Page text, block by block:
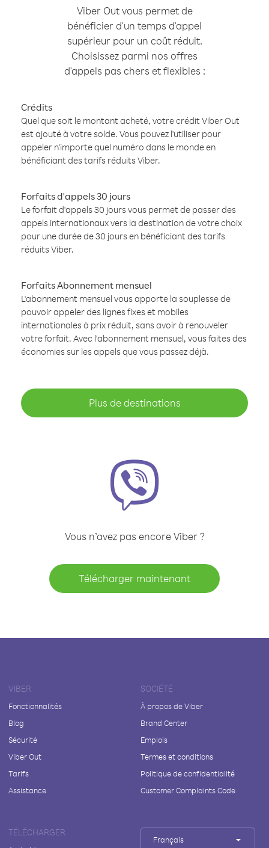
Viber Out vous permet de
bénéficier d'un temps d'appel
supérieur pour un coût réduit.
Choisissez parmi nos offres
d'appels pas chers et flexibles :
Crédits
Quel que soit le montant acheté, votre crédit Viber Out
est ajouté à votre solde. Vous pouvez l'utiliser pour
appeler n'importe quel numéro dans le monde en
bénéficiant des tarifs réduits Viber.
Forfaits d'appels 30 jours
Le forfait d'appels 30 jours vous permet de passer des
appels internationaux vers la destination de votre choix
pour une durée de 30 jours en bénéficiant des tarifs
réduits Viber.
Forfaits Abonnement mensuel
L'abonnement mensuel vous apporte la souplesse de
pouvoir appeler des lignes fixes et mobiles
internationales à prix réduit, sans avoir à renouveler
votre forfait. Avec l'abonnement mensuel, vous faites des
économies sur les appels que vous passez déjà.
Plus de destinations
Vous n’avez pas encore Viber ?
Télécharger maintenant
VIBER
Fonctionnalités
Blog
Sécurité
Viber Out
Tarifs
Assistance
SOCIÉTÉ
À propos de Viber
Brand Center
Emplois
Termes et conditions
Politique de confidentialité
Customer Complaints Code
TÉLÉCHARGER
Français